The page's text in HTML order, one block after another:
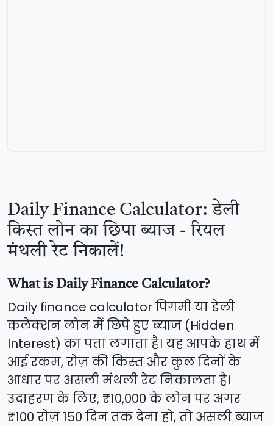
Daily Finance Calculator: डेली
किस्त लोन का छिपा ब्याज - रियल
मंथली रेट निकालें!
What is Daily Finance Calculator?
Daily finance calculator पिगमी या डेली
कलेक्शन लोन में छिपे हुए ब्याज (Hidden
Interest) का पता लगाता है। यह आपके हाथ में
आई रकम, रोज़ की किस्त और कुल दिनों के
आधार पर असली मंथली रेट निकालता है।
उदाहरण के लिए, ₹10,000 के लोन पर अगर
₹100 रोज़ 150 दिन तक देना हो, तो असली ब्याज